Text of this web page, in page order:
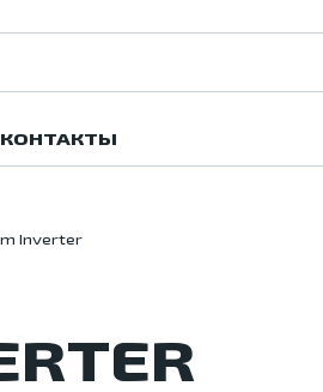
КОНТАКТЫ
Inverter